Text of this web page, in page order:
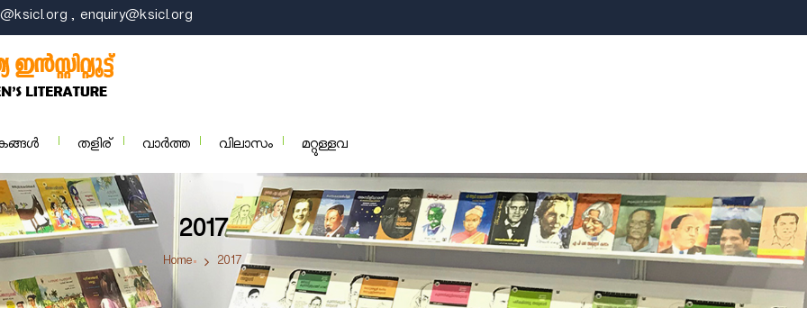
, enquiry@ksicl.org
തളിര് വാര്‍ത്ത വിലാസം മറ്റുള്ളവ
2017
Home 2017